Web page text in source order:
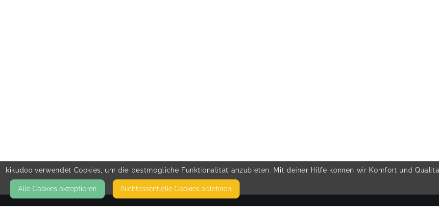
kikudoo verwendet Cookies, um die bestmögliche Funktionalität anzubieten. Mit deiner Hilfe können wir Komfort und
Alle Cookies akzeptieren Nicht­essentielle Cookies ablehnen